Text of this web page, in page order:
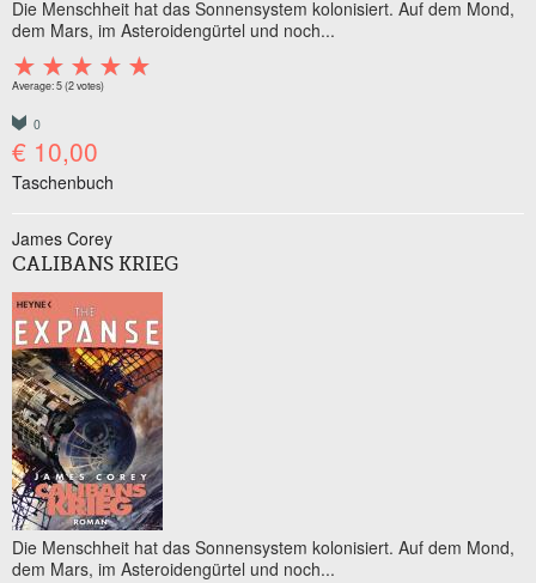
Die Menschheit hat das Sonnensystem kolonisiert. Auf dem Mond,
dem Mars, im Asteroidengürtel und noch...
Average:5(2votes)
0
€ 10,00
Taschenbuch
James Corey
CALIBANS KRIEG
Die Menschheit hat das Sonnensystem kolonisiert. Auf dem Mond,
dem Mars, im Asteroidengürtel und noch...